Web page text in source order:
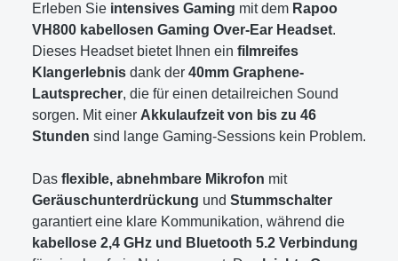
Erleben Sie intensives Gaming mit dem Rapoo
VH800 kabellosen Gaming Over-Ear Headset.
Dieses Headset bietet Ihnen ein filmreifes
Klangerlebnis dank der 40mm Graphene-
Lautsprecher, die für einen detailreichen Sound
sorgen. Mit einer Akkulaufzeit von bis zu 46
Stunden sind lange Gaming-Sessions kein Problem.
Das flexible, abnehmbare Mikrofon mit
Geräuschunterdrückung und Stummschalter
garantiert eine klare Kommunikation, während die
kabellose 2,4 GHz und Bluetooth 5.2 Verbindung